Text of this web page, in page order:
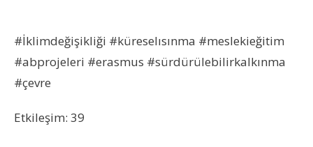
#İklimdeğişikliği #küreselısınma #meslekieğitim
#abprojeleri #erasmus #sürdürülebilirkalkınma
#çevre
Etkileşim: 39